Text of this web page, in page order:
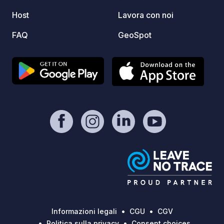
Host
FAQ
Lavora con noi
GeoSpot
Informazioni legali CGU
CGV